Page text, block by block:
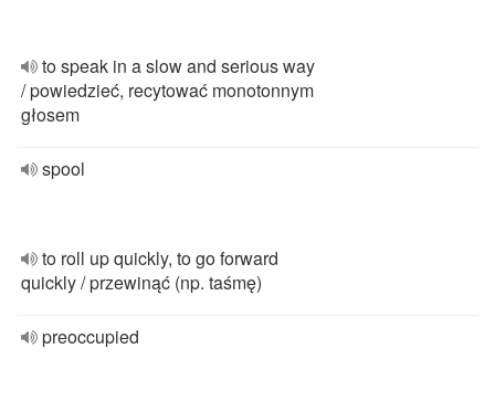
to speak in a slow and serious way
/ powiedzieć, recytować monotonnym
głosem
spool
to roll up quickly, to go forward
quickly / przewinąć (np. taśmę)
preoccupied